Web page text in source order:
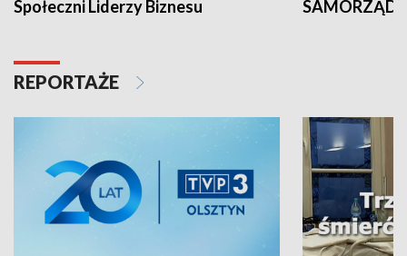
Społeczni Liderzy Biznesu SAMORZĄD
REPORTAŻE